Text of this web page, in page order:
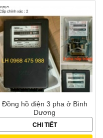
Đồng hồ điện 3 pha ở Bình
Dương
CHI TIẾT